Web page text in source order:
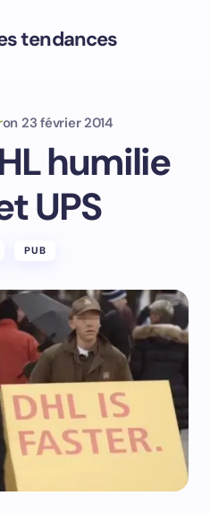
tendances
on 23 février 2014
humilie
UPS
PUB